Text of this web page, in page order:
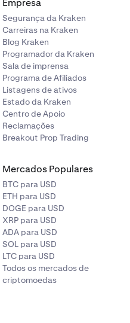
Empréstimos, toque em
painéis contendo
seus empréstimos.
cada painel, métrica e
Entendendo os detalhes
abaixo.
são exibidos em sua visão
tocar em qualquer um
para obter
encerrar seu
de empréstimo
atingir os limites de
pode mudar à medida
os juros são
O patrimônio mínimo que
os empréstimos
pode acionar a
todos os
atualmente abertos. A
detalhes importantes,
de garantia, próximos
empréstimo, ou expandir
mais informações.
ativo mantido em sua
moeda padrão.
Empresa
Segurança da Kraken
Carreiras na Kraken
Blog Kraken
Programador da Kraken
Sala de imprensa
Programa de Afiliados
Listagens de ativos
Estado da Kraken
Centro de Apoio
Reclamações
Breakout Prop Trading
Mercados Populares
BTC para USD
ETH para USD
DOGE para USD
XRP para USD
ADA para USD
SOL para USD
LTC para USD
Todos os mercados de
criptomoedas